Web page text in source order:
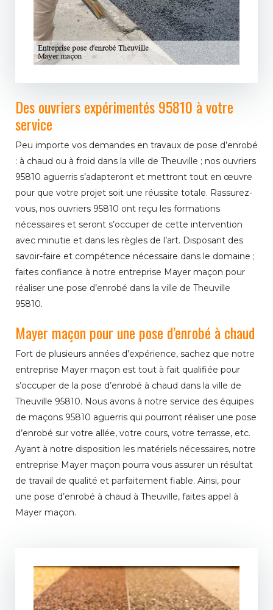
Des ouvriers expérimentés 95810 à votre
service
Peu importe vos demandes en travaux de pose d’enrobé
: à chaud ou à froid dans la ville de Theuville ; nos ouvriers
95810 aguerris s’adapteront et mettront tout en œuvre
pour que votre projet soit une réussite totale. Rassurez-
vous, nos ouvriers 95810 ont reçu les formations
nécessaires et seront s’occuper de cette intervention
avec minutie et dans les règles de l’art. Disposant des
savoir-faire et compétence nécessaire dans le domaine ;
faites confiance à notre entreprise Mayer maçon pour
réaliser une pose d’enrobé dans la ville de Theuville
95810.
Mayer maçon pour une pose d’enrobé à chaud
Fort de plusieurs années d’expérience, sachez que notre
entreprise Mayer maçon est tout à fait qualifiée pour
s’occuper de la pose d’enrobé à chaud dans la ville de
Theuville 95810. Nous avons à notre service des équipes
de maçons 95810 aguerris qui pourront réaliser une pose
d’enrobé sur votre allée, votre cours, votre terrasse, etc.
Ayant à notre disposition les matériels nécessaires, notre
entreprise Mayer maçon pourra vous assurer un résultat
de travail de qualité et parfaitement fiable. Ainsi, pour
une pose d’enrobé à chaud à Theuville, faites appel à
Mayer maçon.